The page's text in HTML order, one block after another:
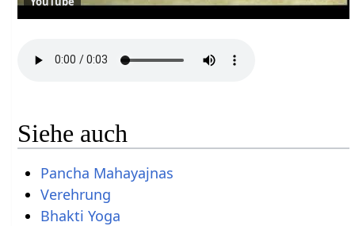
Siehe auch
Pancha Mahayajnas
Verehrung
Bhakti Yoga